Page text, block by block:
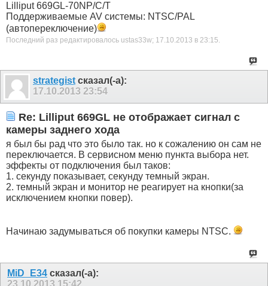
Lilliput 669GL-70NP/C/T
Поддерживаемые AV системы: NTSC/PAL
(автопереключение)
Последний раз редактировалось ustas33w; 17.10.2013 в 23:15.
strategist сказал(-а):
17.10.2013 23:54
Re: Lilliput 669GL не отображает сигнал с
камеры заднего хода
я был бы рад что это было так. но к сожалению он сам не
переключается. В сервисном меню пункта выбора нет.
эффекты от подключения был таков:
1. секунду показывает, секунду темный экран.
2. темный экран и монитор не реагирует на кнопки(за
исключением кнопки повер).
Начинаю задумываться об покупки камеры NTSC.
MiD_E34 сказал(-а):